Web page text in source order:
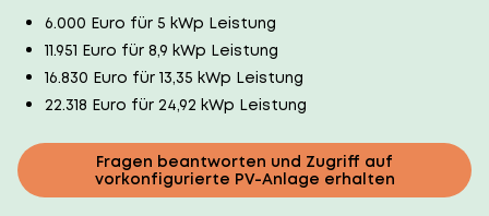
6.000 Euro für 5 kWp Leistung
11.951 Euro für 8,9 kWp Leistung
16.830 Euro für 13,35 kWp Leistung
22.318 Euro für 24,92 kWp Leistung
Fragen beantworten und Zugriff auf
vorkonfigurierte PV-Anlage erhalten